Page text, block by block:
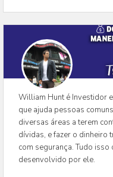
William Hunt é Investidor
que ajuda pessoas
diversas áreas a terem
dívidas, e fazer o dinheiro
com segurança. Tudo
desenvolvido por ele.